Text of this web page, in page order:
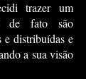
e distribuídas e
a sua visão